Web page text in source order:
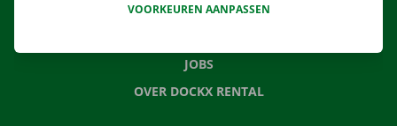
NIEUWS
JOBS
OVER DOCKX RENTAL
VOORKEUREN AANPASSEN